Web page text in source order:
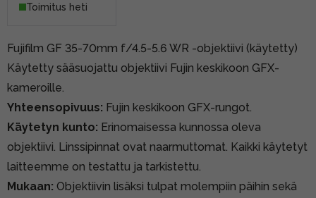
Toimitus heti
Fujifilm GF 35-70mm f/4.5-5.6 WR -objektiivi (käytetty)
Käytetty sääsuojattu objektiivi Fujin keskikoon GFX-
kameroille.
Yhteensopivuus: Fujin keskikoon GFX-rungot.
Käytetyn kunto: Erinomaisessa kunnossa oleva
objektiivi. Linssipinnat ovat naarmuttomat. Kaikki käytetyt
laitteemme on testattu ja tarkistettu.
Mukaan: Objektiivin lisäksi tulpat molempiin päihin sekä